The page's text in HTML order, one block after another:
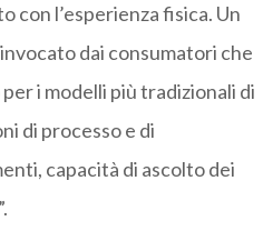
con l’esperienza fisica. Un
dai consumatori che
i modelli più tradizionali di
di processo e di
capacità di ascolto dei